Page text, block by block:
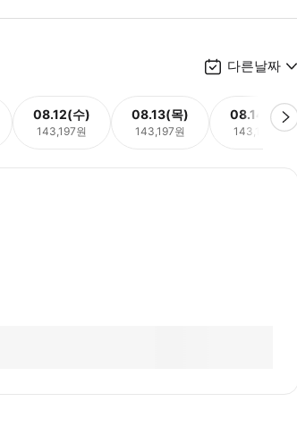
다른날짜
08.12(수)
143,197원
08.13(목)
143,197원
08.14(금)
143,197원